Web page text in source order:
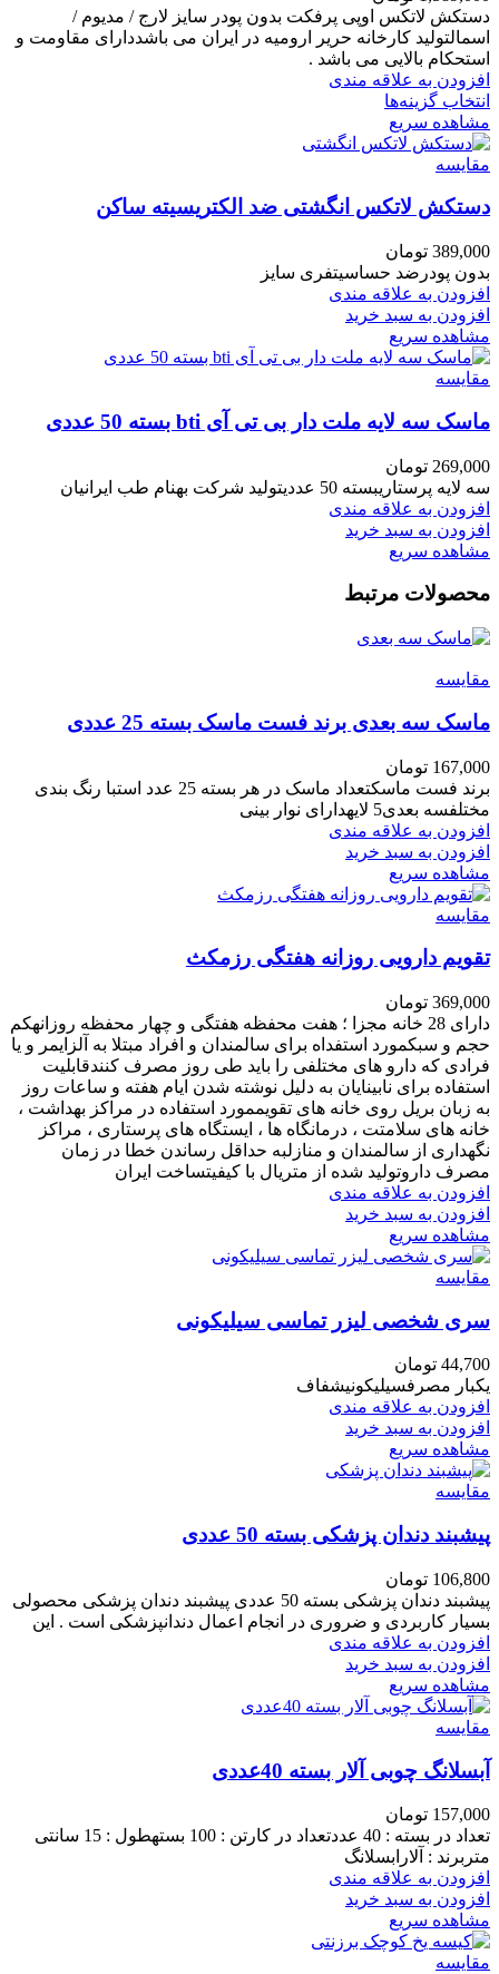
دستکش لاتکس اوپی پرفکت بدون پودر سایز لارج / مدیوم /
اسمالتولید کارخانه حریر ارومیه در ایران می باشددارای مقاومت و
استحکام بالایی می باشد .
افزودن به علاقه مندی
انتخاب گزینه‌ها
مشاهده سریع
مقایسه
دستکش لاتکس انگشتی ضد الکتریسیته ساکن
389,000 تومان
بدون پودرضد حساسیتفری سایز
افزودن به علاقه مندی
افزودن به سبد خرید
مشاهده سریع
مقایسه
ماسک سه لایه ملت دار بی تی آی bti بسته 50 عددی
269,000 تومان
سه لایه پرستاریبسته 50 عددیتولید شرکت بهنام طب ایرانیان
افزودن به علاقه مندی
افزودن به سبد خرید
مشاهده سریع
محصولات مرتبط
مقایسه
ماسک سه بعدی برند فست ماسک بسته 25 عددی
167,000 تومان
برند فست ماسکتعداد ماسک در هر بسته 25 عدد استبا رنگ بندی
مختلفسه بعدی5 لایهدارای نوار بینی
افزودن به علاقه مندی
افزودن به سبد خرید
مشاهده سریع
مقایسه
تقویم دارویی روزانه هفتگی رزمکث
369,000 تومان
دارای 28 خانه مجزا ؛ هفت محفظه هفتگی و چهار محفظه روزانهکم
حجم و سبکمورد استفداه برای سالمندان و افراد مبتلا به آلزایمر و یا
فرادی که دارو های مختلفی را باید طی روز مصرف کنندقابلیت
استفاده برای نابینایان به دلیل نوشته شدن ایام هفته و ساعات روز
به زبان بریل روی خانه های تقویممورد استفاده در مراکز بهداشت ،
خانه های سلامتت ، درمانگاه ها ، ایستگاه های پرستاری ، مراکز
نگهداری از سالمندان و منازلبه حداقل رساندن خطا در زمان
مصرف داروتولید شده از متریال با کیفیتساخت ایران
افزودن به علاقه مندی
افزودن به سبد خرید
مشاهده سریع
مقایسه
سری شخصی لیزر تماسی سیلیکونی
44,700 تومان
یکبار مصرفسیلیکونیشفاف
افزودن به علاقه مندی
افزودن به سبد خرید
مشاهده سریع
مقایسه
پیشبند دندان پزشکی بسته 50 عددی
106,800 تومان
پیشبند دندان پزشکی بسته 50 عددی پیشبند دندان پزشکی محصولی
بسیار کاربردی و ضروری در انجام اعمال دندانپزشکی است . این
افزودن به علاقه مندی
افزودن به سبد خرید
مشاهده سریع
مقایسه
آبسلانگ چوبی آلار بسته 40عددی
157,000 تومان
تعداد در بسته : 40 عددتعداد در کارتن : 100 بستهطول : 15 سانتی
متربرند : آلارابسلانگ
افزودن به علاقه مندی
افزودن به سبد خرید
مشاهده سریع
مقایسه